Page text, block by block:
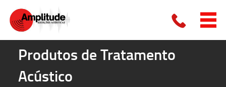
Produtos de Tratamento
Acústico